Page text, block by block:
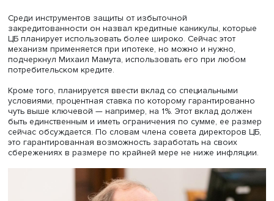
Например, в качестве защиты от необдуманных
был введен такой инструмент, как тестирование
неквалифицированных инвесторов, который замедляет
процесс сделки, чтобы дать возможность человеку
осмыслить ее условия.
По словам Михаила Мамуты, Банк России уделяет
внимание созданию механизмов поддержки людей с
невысокими доходами. «Попытка создать для уязвимых
категорий граждан набор специальных инструментов,
помогли бы им не принимать спонтанных решений и
благосостояние, является одной из наших ключевых
на этот год и на среднесрочную перспективу, так как
ли преодолеем этот вызов за короткое время», —